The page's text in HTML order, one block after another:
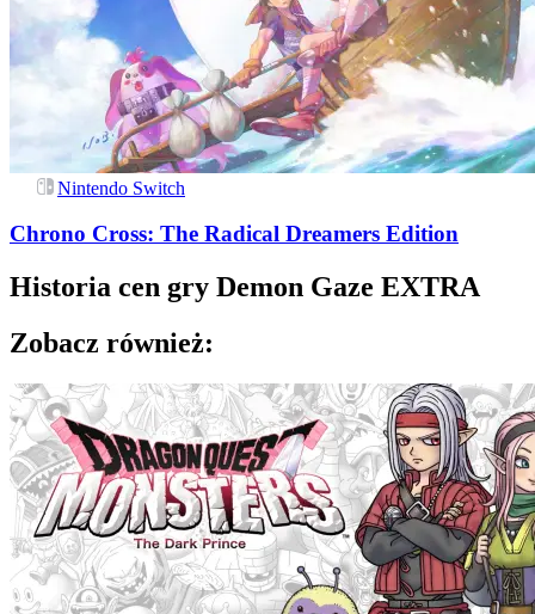
Nintendo Switch
Chrono Cross: The Radical Dreamers Edition
Historia cen gry Demon Gaze EXTRA
Zobacz również: